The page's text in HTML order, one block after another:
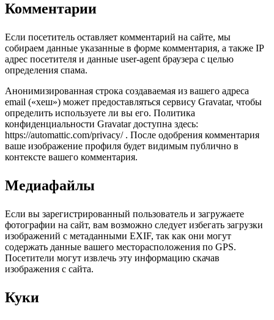
Комментарии
Если посетитель оставляет комментарий на сайте, мы
собираем данные указанные в форме комментария, а также IP
адрес посетителя и данные user-agent браузера с целью
определения спама.
Анонимизированная строка создаваемая из вашего адреса
email («хеш») может предоставляться сервису Gravatar, чтобы
определить используете ли вы его. Политика
конфиденциальности Gravatar доступна здесь:
https://automattic.com/privacy/ . После одобрения комментария
ваше изображение профиля будет видимым публично в
контексте вашего комментария.
Медиафайлы
Если вы зарегистрированный пользователь и загружаете
фотографии на сайт, вам возможно следует избегать загрузки
изображений с метаданными EXIF, так как они могут
содержать данные вашего месторасположения по GPS.
Посетители могут извлечь эту информацию скачав
изображения с сайта.
Куки